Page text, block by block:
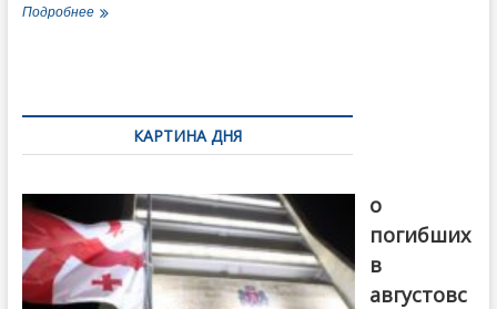
ПодробнееГрафик
понедельник
КАРТИНА ДНЯ
о
погибших
в
августовс